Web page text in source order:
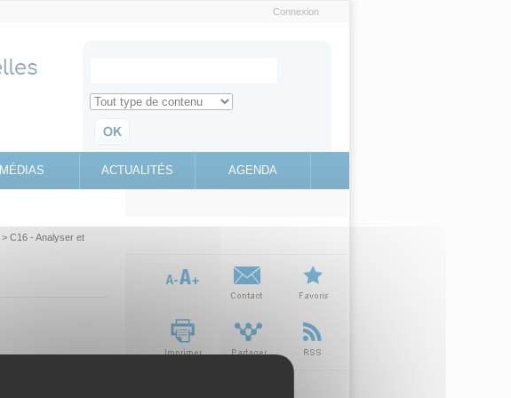
Connexion
Search for
Retrouvez toute l'information sur le site education.gouv.fr
MÉDIAS ACTUALITÉS AGENDA
> C16 - Analyser et